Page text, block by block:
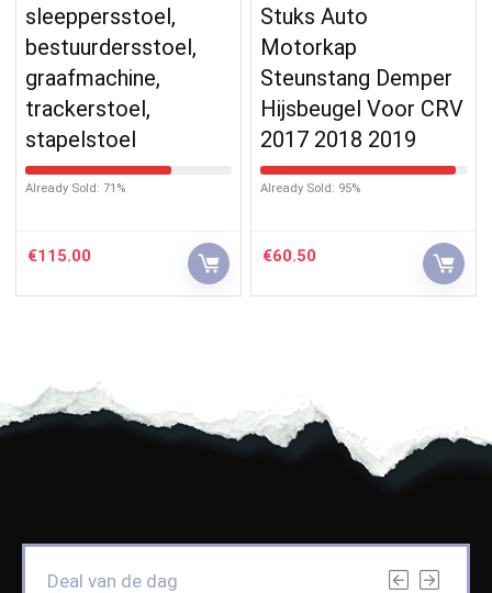
sleeppersstoel,
bestuurdersstoel,
graafmachine,
trackerstoel,
stapelstoel
Already Sold: 71%
€115.00
Stuks Auto
Motorkap
Steunstang Demper
Hijsbeugel Voor CRV
2017 2018 2019
Already Sold: 95%
€60.50
Deal van de dag